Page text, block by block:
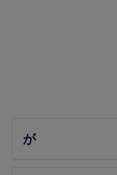
が